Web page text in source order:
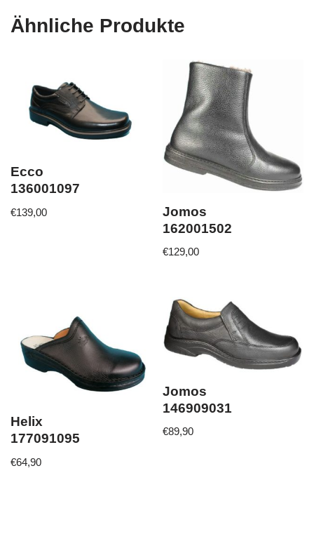
Ähnliche Produkte
Ecco
136001097
€139,00
Jomos
162001502
€129,00
Helix
177091095
€64,90
Jomos
146909031
€89,90